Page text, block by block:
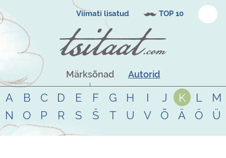
Viimati lisatud TOP 10
Märksõnad Autorid
A B C D E F G H I J K L
M
N
O P R S Š T U V Õ Ä Ö Ü